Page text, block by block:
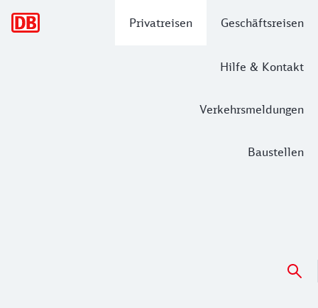
Privatreisen Geschäftsreisen
Hilfe & Kontakt
Verkehrsmeldungen
Baustellen